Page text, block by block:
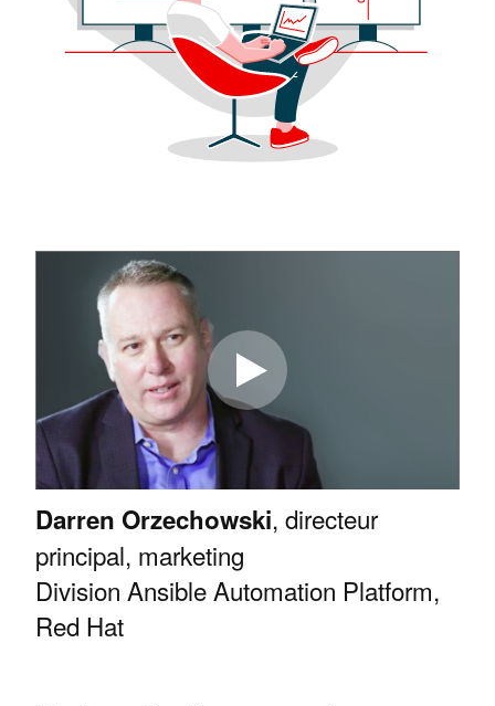
Darren Orzechowski, directeur
principal, marketing
Division Ansible Automation Platform,
Red Hat